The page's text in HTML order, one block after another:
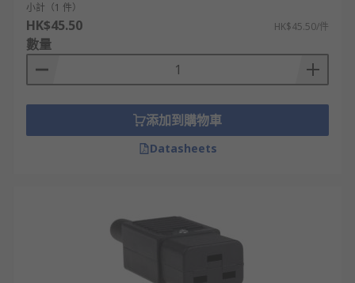
小計（1 件）
HK$45.50 HK$45.50/件
數量
添加到購物車
Datasheets